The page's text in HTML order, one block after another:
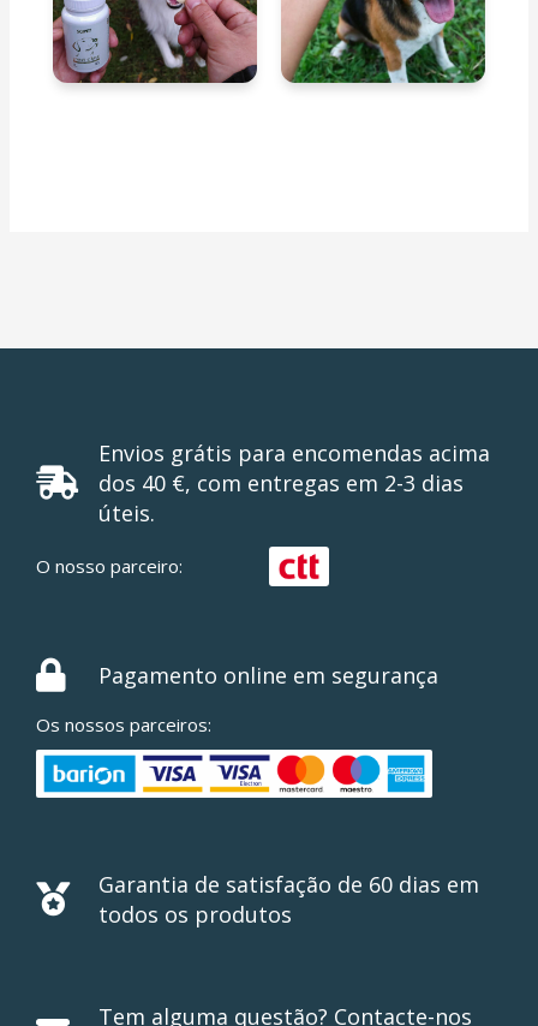
Envios grátis para encomendas acima
dos 40 €, com entregas em 2-3 dias
úteis.
O nosso parceiro:
Pagamento online em segurança
Os nossos parceiros:
Garantia de satisfação de 60 dias em
todos os produtos
Tem alguma questão? Contacte-nos